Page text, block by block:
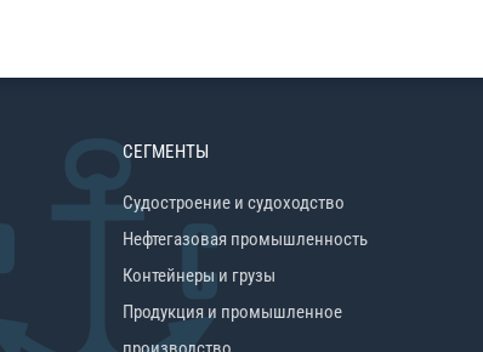
СЕГМЕНТЫ
Судостроение и судоходство
Нефтегазовая промышленность
Контейнеры и грузы
Продукция и промышленное